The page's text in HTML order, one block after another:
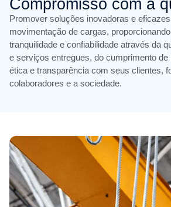
Compromisso com a
Promover soluções inovadoras e
movimentação de cargas,
tranquilidade e confiabilidade através da
e serviços entregues, do cumprimento
ética e transparência com seus clientes,
colaboradores e a sociedade.